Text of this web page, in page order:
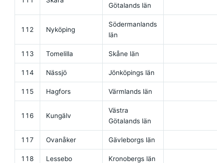
Götalands län
112 Nyköping
Södermanlands
län
113 Tomelilla Skåne län
114 Nässjö Jönköpings län
115 Hagfors Värmlands län
116 Kungälv
Västra
Götalands län
117 Ovanåker Gävleborgs län
118 Lessebo Kronobergs län